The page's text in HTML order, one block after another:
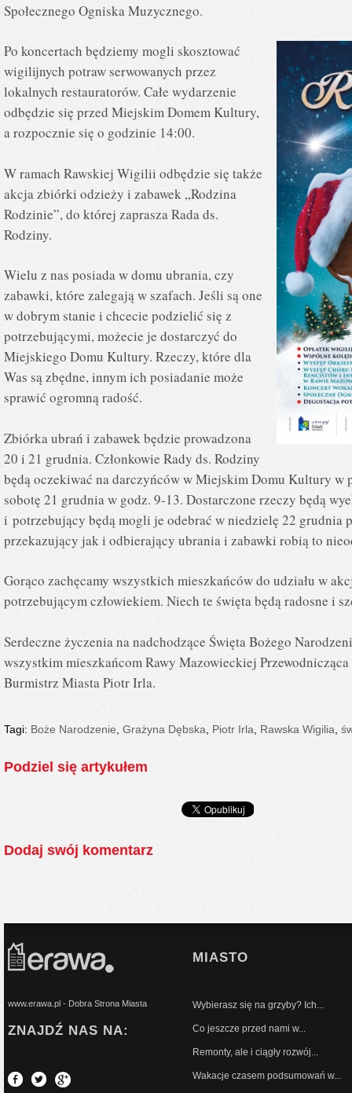
Społecznego Ogniska Muzycznego.
Po koncertach będziemy mogli skosztować
wigilijnych potraw serwowanych przez
lokalnych restauratorów. Całe wydarzenie
odbędzie się przed Miejskim Domem Kultury,
a rozpocznie się o godzinie 14:00.
W ramach Rawskiej Wigilii odbędzie się także
akcja zbiórki odzieży i zabawek „Rodzina
Rodzinie”, do której zaprasza Rada ds.
Rodziny.
Wielu z nas posiada w domu ubrania, czy
zabawki, które zalegają w szafach. Jeśli są one
w dobrym stanie i chcecie podzielić się z
potrzebującymi, możecie je dostarczyć do
Miejskiego Domu Kultury. Rzeczy, które dla
Was są zbędne, innym ich posiadanie może
sprawić ogromną radość.
Zbiórka ubrań i zabawek będzie prowadzona
20 i 21 grudnia. Członkowie Rady ds. Rodziny
będą oczekiwać na darczyńców w Miejskim Domu Kultury w
sobotę 21 grudnia w godz. 9-13. Dostarczone rzeczy będą
i potrzebujący będą mogli je odebrać w niedzielę 22 grudnia
przekazujący jak i odbierający ubrania i zabawki robią to
Gorąco zachęcamy wszystkich mieszkańców do udziału w
potrzebującym człowiekiem. Niech te święta będą radosne i
Serdeczne życzenia na nadchodzące Święta Bożego
wszystkim mieszkańcom Rawy Mazowieckiej
Burmistrz Miasta Piotr Irla.
Tagi: Boże Narodzenie Grażyna Dębska Piotr Irla Rawska Wigilia
Podziel się artykułem
Dodaj swój komentarz
www.erawa.pl - Dobra Strona Miasta
ZNAJDŹ NAS NA:
MIASTO
Wybierasz się na grzyby? Ich...
Co jeszcze przed nami w...
Remonty, ale i ciągły rozwój...
Wakacje czasem podsumowań w...